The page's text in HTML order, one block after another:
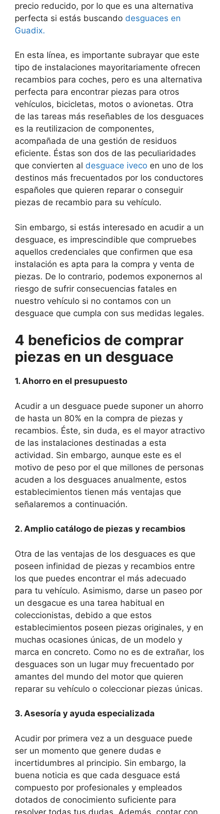
precio reducido, por lo que es una alternativa
perfecta si estás buscando desguaces en
Guadix.
En esta línea, es importante subrayar que este
tipo de instalaciones mayoritariamente ofrecen
recambios para coches, pero es una alternativa
perfecta para encontrar piezas para otros
vehículos, bicicletas, motos o avionetas. Otra
de las tareas más reseñables de los desguaces
es la reutilizacion de componentes,
acompañada de una gestión de residuos
eficiente. Éstas son dos de las peculiaridades
que convierten al desguace iveco en uno de los
destinos más frecuentados por los conductores
españoles que quieren reparar o conseguir
piezas de recambio para su vehículo.
Sin embargo, si estás interesado en acudir a un
desguace, es imprescindible que compruebes
aquellos credenciales que confirmen que esa
instalación es apta para la compra y venta de
piezas. De lo contrario, podemos exponernos al
riesgo de sufrir consecuencias fatales en
nuestro vehículo si no contamos con un
desguace que cumpla con sus medidas legales.
4 beneficios de comprar
piezas en un desguace
1. Ahorro en el presupuesto
Acudir a un desguace puede suponer un ahorro
de hasta un 80% en la compra de piezas y
recambios. Éste, sin duda, es el mayor atractivo
de las instalaciones destinadas a esta
actividad. Sin embargo, aunque este es el
motivo de peso por el que millones de personas
acuden a los desguaces anualmente, estos
establecimientos tienen más ventajas que
señalaremos a continuación.
2. Amplio catálogo de piezas y recambios
Otra de las ventajas de los desguaces es que
poseen infinidad de piezas y recambios entre
los que puedes encontrar el más adecuado
para tu vehículo. Asimismo, darse un paseo por
un desgacue es una tarea habitual en
coleccionistas, debido a que estos
establecimientos poseen piezas originales, y en
muchas ocasiones únicas, de un modelo y
marca en concreto. Como no es de extrañar, los
desguaces son un lugar muy frecuentado por
amantes del mundo del motor que quieren
reparar su vehículo o coleccionar piezas únicas.
3. Asesoría y ayuda especializada
Acudir por primera vez a un desguace puede
ser un momento que genere dudas e
incertidumbres al principio. Sin embargo, la
buena noticia es que cada desguace está
compuesto por profesionales y empleados
dotados de conocimiento suficiente para
resolver todas tus dudas. Además, contar con